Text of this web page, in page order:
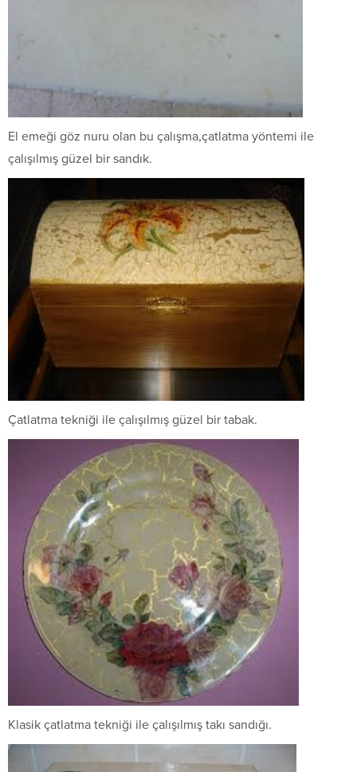
El emeği göz nuru olan bu çalışma,çatlatma yöntemi ile
çalışılmış güzel bir sandık.
Çatlatma tekniği ile çalışılmış güzel bir tabak.
Klasik çatlatma tekniği ile çalışılmış takı sandığı.